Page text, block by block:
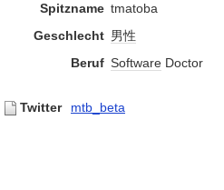
Spitzname tmatoba
Geschlecht 男性
Beruf Software Doctor
Twitter mtb_beta